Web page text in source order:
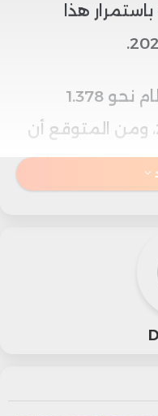
باستمرار هذا
و بلغت الاشتراكات في النظام نحو 1.378
مليون درهم في عام 2024، ومن المتوقع أن
ترتفع إلى 1.857 مليون درهم في 2025، ما
ملحوظة، حيث
من الاشتراكات.
عجزاً مالياً تقنياً